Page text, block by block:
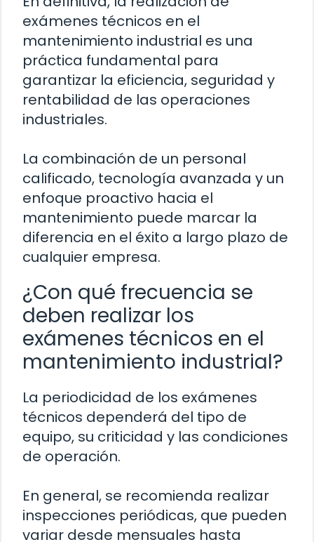
exámenes técnicos en el
mantenimiento industrial es una
práctica fundamental para
garantizar la eficiencia, seguridad y
rentabilidad de las operaciones
industriales.
La combinación de un personal
calificado, tecnología avanzada y un
enfoque proactivo hacia el
mantenimiento puede marcar la
diferencia en el éxito a largo plazo de
cualquier empresa.
¿Con qué frecuencia se
deben realizar los
exámenes técnicos en el
mantenimiento industrial?
La periodicidad de los exámenes
técnicos dependerá del tipo de
equipo, su criticidad y las condiciones
de operación.
En general, se recomienda realizar
inspecciones periódicas, que pueden
variar desde mensuales hasta